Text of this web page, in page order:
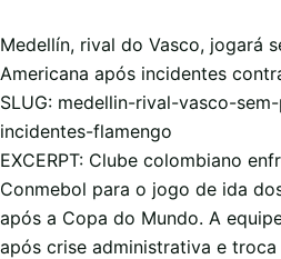
Medellín, rival do Vasco, jogará
Americana após incidentes
SLUG: medellin-rival-vasco-
incidentes-flamengo
EXCERPT: Clube colombiano
Conmebol para o jogo de ida
após a Copa do Mundo. A
após crise administrativa e